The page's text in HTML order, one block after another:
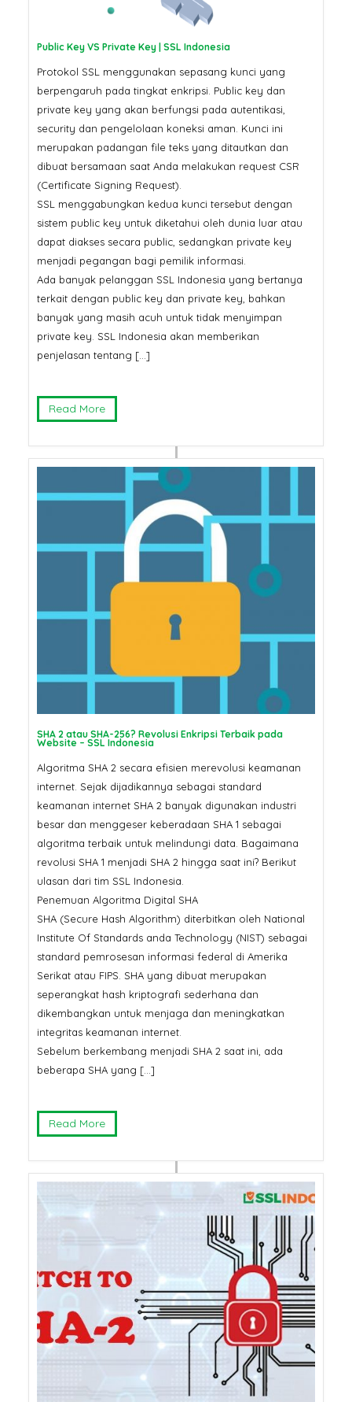
Public Key VS Private Key | SSL Indonesia
Protokol SSL menggunakan sepasang kunci yang
berpengaruh pada tingkat enkripsi. Public key dan
private key yang akan berfungsi pada autentikasi,
security dan pengelolaan koneksi aman. Kunci ini
merupakan padangan file teks yang ditautkan dan
dibuat bersamaan saat Anda melakukan request CSR
(Certificate Signing Request).
SSL menggabungkan kedua kunci tersebut dengan
sistem public key untuk diketahui oleh dunia luar atau
dapat diakses secara public, sedangkan private key
menjadi pegangan bagi pemilik informasi.
Ada banyak pelanggan SSL Indonesia yang bertanya
terkait dengan public key dan private key, bahkan
banyak yang masih acuh untuk tidak menyimpan
private key. SSL Indonesia akan memberikan
penjelasan tentang […]
Read More
SHA 2 atau SHA-256? Revolusi Enkripsi Terbaik pada
Website – SSL Indonesia
Algoritma SHA 2 secara efisien merevolusi keamanan
internet. Sejak dijadikannya sebagai standard
keamanan internet SHA 2 banyak digunakan industri
besar dan menggeser keberadaan SHA 1 sebagai
algoritma terbaik untuk melindungi data. Bagaimana
revolusi SHA 1 menjadi SHA 2 hingga saat ini? Berikut
ulasan dari tim SSL Indonesia.
Penemuan Algoritma Digital SHA
SHA (Secure Hash Algorithm) diterbitkan oleh National
Institute Of Standards anda Technology (NIST) sebagai
standard pemrosesan informasi federal di Amerika
Serikat atau FIPS. SHA yang dibuat merupakan
seperangkat hash kriptografi sederhana dan
dikembangkan untuk menjaga dan meningkatkan
integritas keamanan internet.
Sebelum berkembang menjadi SHA 2 saat ini, ada
beberapa SHA yang […]
Read More